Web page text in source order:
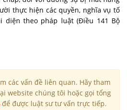
thực hiện các quyền, nghĩa vụ tố
diện theo pháp luật (Điều 141 Bộ
các vấn đề liên quan. Hãy tham
website chúng tôi hoặc gọi tổng
để được luật sư tư vấn trực tiếp.